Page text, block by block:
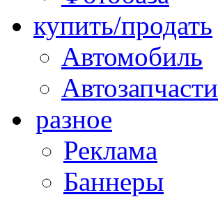
купить/продать
Автомобиль
Автозапчасти
разное
Реклама
Баннеры